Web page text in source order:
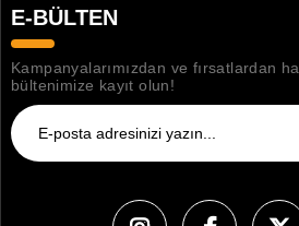
E-BÜLTEN
Kampanyalarımızdan ve fırsatlardan
bültenimize kayıt olun!